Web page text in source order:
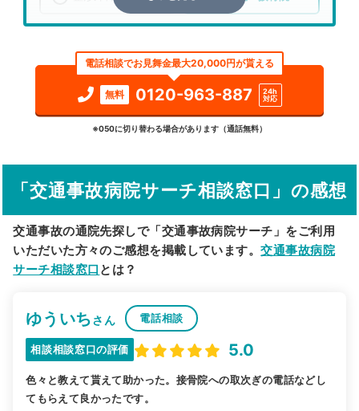
検索する
詳細条件で絞り込む
駅から探す 院名から探す
電話相談でお見舞金最大20,000円が貰える
無料 0120-963-887
24h
対応
※050に切り替わる場合があります（通話無料）
「交通事故病院サーチ相談窓口」の感想
交通事故の通院先探しで「交通事故病院サーチ」をご利用
いただいた方々のご感想を掲載しています。交通事故病院
サーチ相談窓口 とは？
ゆういちさん 電話相談
相談相談窓口の評価 5.0
色々と教えて貰えて助かった。接骨院への取次ぎの電話などし
てもらえて良かったです。